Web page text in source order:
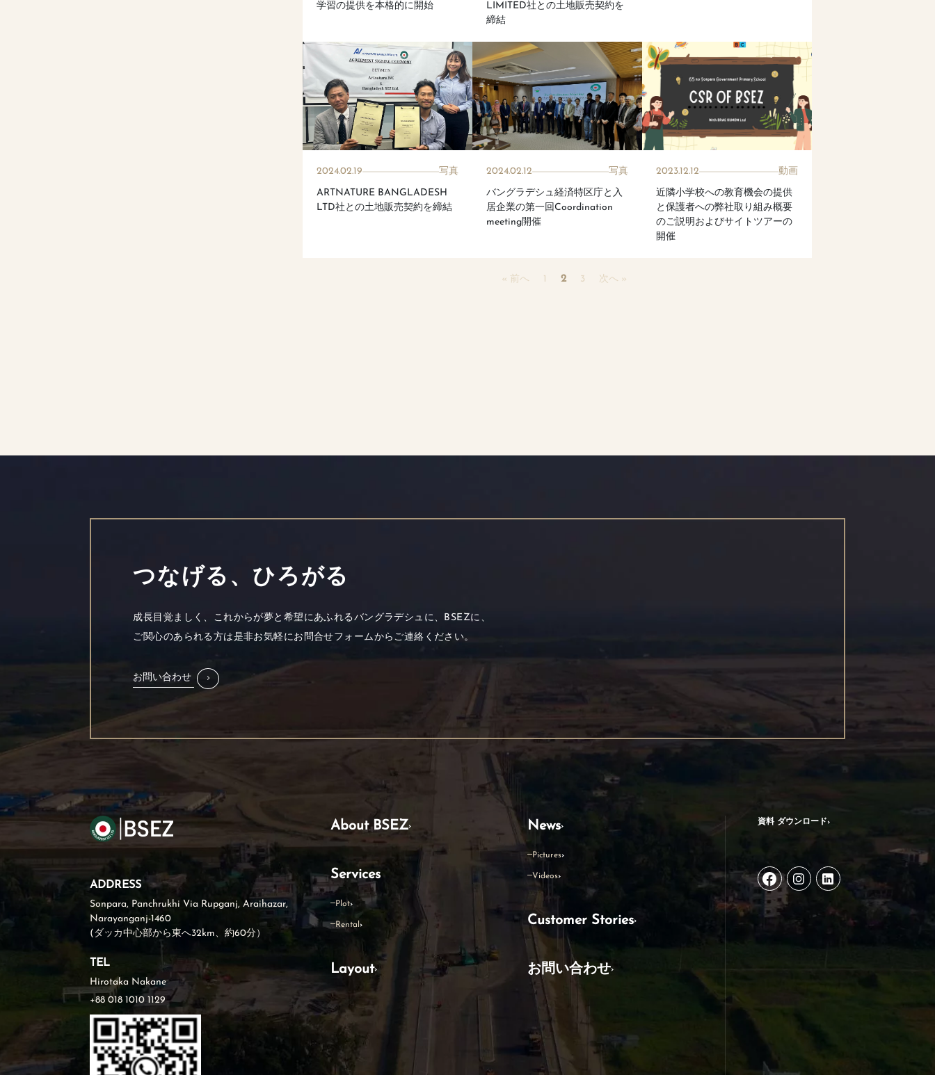
学習の提供を本格的に開始
LIMITED社との土地販売契約を
締結
2024.02.19 写真
ARTNATURE BANGLADESH
LTD社との土地販売契約を締結
2024.02.12 写真
バングラデシュ経済特区庁と入
居企業の第一回Coordination
meeting開催
2023.12.12 動画
近隣小学校への教育機会の提供
と保護者への弊社取り組み概要
のご説明およびサイトツアーの
開催
« 前へ 1 2 3 次へ »
つなげる、ひろがる
成長目覚ましく、これからが夢と希望にあふれるバングラデシュに、BSEZに、
ご関心のあられる方は是非お気軽にお問合せフォームからご連絡ください。
お問い合わせ
ADDRESS
Sonpara, Panchrukhi Via Rupganj, Araihazar,
Narayanganj-1460
(ダッカ中心部から東へ32km、約60分）
TEL
Hirotaka Nakane
+88 018 1010 1129
About BSEZ
Services
Plot
Rental
Layout
News
Pictures
Videos
Customer Stories
お問い合わせ
資料 ダウンロード